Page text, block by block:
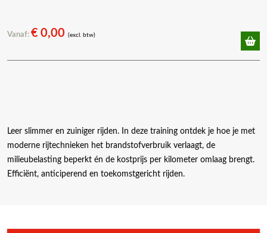
Vanaf: € 0,00 (excl. btw)
Leer slimmer en zuiniger rijden. In deze training ontdek je hoe je met
moderne rijtechnieken het brandstofverbruik verlaagt, de
milieubelasting beperkt én de kostprijs per kilometer omlaag brengt.
Efficiënt, anticiperend en toekomstgericht rijden.